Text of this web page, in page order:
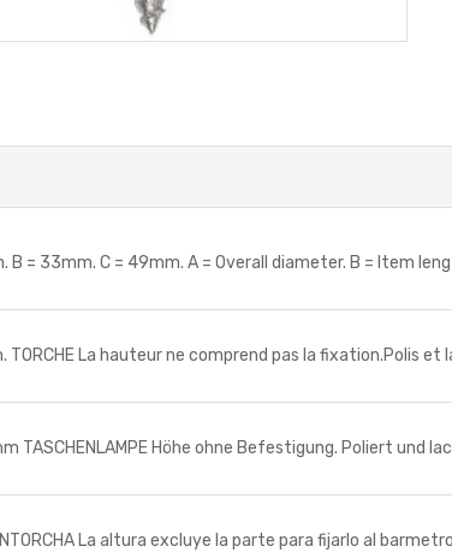
B = 33mm. C = 49mm. A = Overall diameter. B = Item
TORCHE La hauteur ne comprend pas la fixation.Polis et
TASCHENLAMPE Höhe ohne Befestigung. Poliert und
La altura excluye la parte para fijarlo al